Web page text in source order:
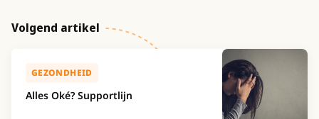
Volgend artikel
GEZONDHEID
Alles Oké? Supportlijn